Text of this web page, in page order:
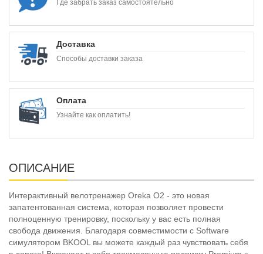
Где забрать заказ самостоятельно
Доставка
Способы доставки заказа
Оплата
Узнайте как оплатить!
ОПИСАНИЕ
Интерактивный велотренажер Oreka O2 - это новая
запатентованная система, которая позволяет провести
полноценную тренировку, поскольку у вас есть полная
свобода движения. Благодаря совместимости с Software
симулятором BKOOL вы можете каждый раз чувствовать себя